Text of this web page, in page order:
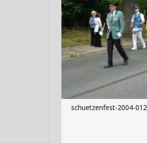
schuetzenfest-2004-012